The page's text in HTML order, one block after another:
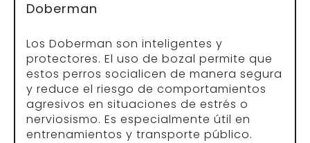
Doberman
Los Doberman son inteligentes y
protectores. El uso de bozal permite que
estos perros socialicen de manera segura
y reduce el riesgo de comportamientos
agresivos en situaciones de estrés o
nerviosismo. Es especialmente útil en
entrenamientos y transporte público.